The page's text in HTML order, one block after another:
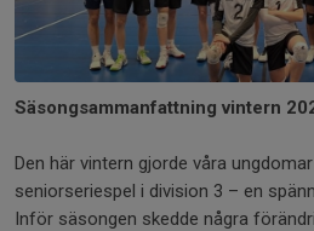
Säsongsammanfattning vintern
Den här vintern gjorde våra
seniorseriespel i division 3 – en
Inför säsongen skedde några